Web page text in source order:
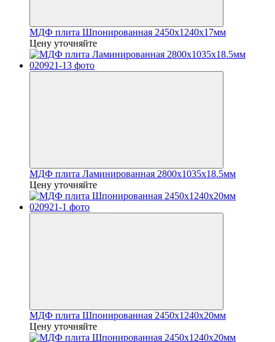
МДФ плита Шпонированная 2450х1240x17мм
Цену уточняйте
МДФ плита Ламинированная 2800х1035x18.5мм
Цену уточняйте
МДФ плита Шпонированная 2450х1240x20мм
Цену уточняйте